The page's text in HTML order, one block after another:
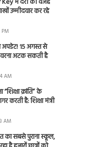
में देरी की वजह
उम्मीदवार कर रहे
अपडेट! 15 अगस्त से
अटक सकती है
AM
क्रांति” के
करती है: शिक्षा मंत्री
AM
का सबसे पुराना स्कूल,